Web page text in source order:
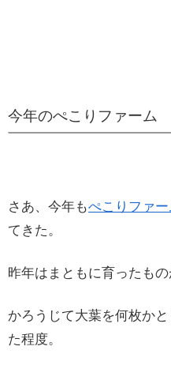
今年のぺこりファーム
さあ、今年もぺこりファー
てきた。
昨年はまともに育ったもの
かろうじて大葉を何枚か
た程度。